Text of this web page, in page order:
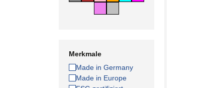
Merkmale
Made in Germany
Made in Europe